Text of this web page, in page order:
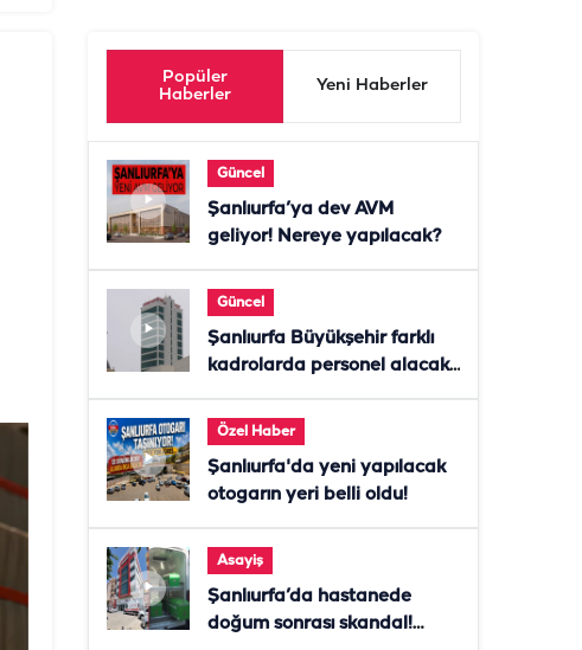
Popüler
Haberler
Yeni Haberler
Güncel
Şanlıurfa’ya dev AVM
geliyor! Nereye yapılacak?
Güncel
Şanlıurfa Büyükşehir farklı
kadrolarda personel alacak!
Özel Haber
Şanlıurfa'da yeni yapılacak
otogarın yeri belli oldu!
Asayiş
Şanlıurfa’da hastanede
doğum sonrası skandal!